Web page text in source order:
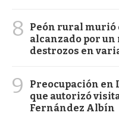
8
Peón rural murió
alcanzado por un
destrozos en
9
Preocupación en
que autorizó
Fernández Albín